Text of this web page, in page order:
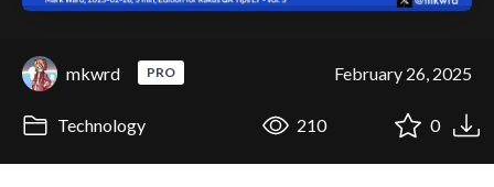
mkwrd PRO February 26, 2025
Technology 210 0